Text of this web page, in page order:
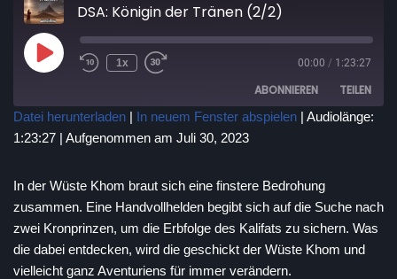
DSA: Königin der Tränen (2/2)
1x 00:00 / 1:23:27
ABONNIEREN TEILEN
TEILEN
LINK
EMBED
Datei herunterladen | In neuem Fenster abspielen | Audiolänge:
1:23:27 | Aufgenommen am Juli 30, 2023
In der Wüste Khom braut sich eine finstere Bedrohung
zusammen. Eine Handvollhelden begibt sich auf die Suche nach
zwei Kronprinzen, um die Erbfolge des Kalifats zu sichern. Was
die dabei entdecken, wird die geschickt der Wüste Khom und
vielleicht ganz Aventuriens für immer verändern.